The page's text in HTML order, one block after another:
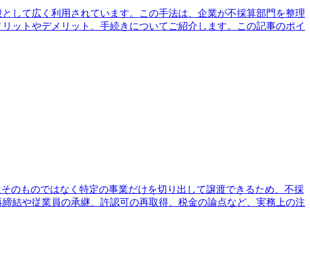
して広く利用されています。この手法は、企業が不採算部門を整理
ットやデメリット、手続きについてご紹介します。この記事のポイ
のものではなく特定の事業だけを切り出して譲渡できるため、不採
結や従業員の承継、許認可の再取得、税金の論点など、実務上の注